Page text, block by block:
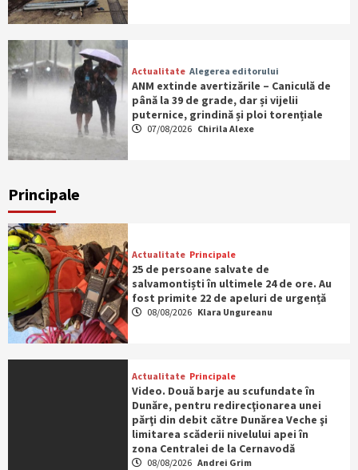
Actualitate Alegerea editorului
ANM extinde avertizările – Caniculă de
până la 39 de grade, dar și vijelii
puternice, grindină și ploi torențiale
07/08/2026 Chirila Alexe
Principale
Actualitate Principale
25 de persoane salvate de
salvamontiști în ultimele 24 de ore. Au
fost primite 22 de apeluri de urgență
08/08/2026 Klara Ungureanu
Actualitate Principale
Video. Două barje au scufundate în
Dunăre, pentru redirecţionarea unei
părţi din debit către Dunărea Veche şi
limitarea scăderii nivelului apei în
zona Centralei de la Cernavodă
08/08/2026 Andrei Grim